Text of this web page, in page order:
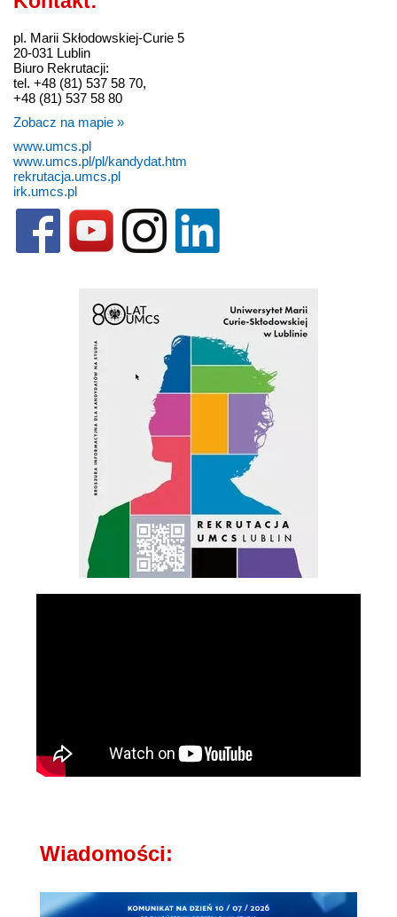
pl. Marii Skłodowskiej-Curie 5
20-031 Lublin
Biuro Rekrutacji:
tel. +48 (81) 537 58 70,
+48 (81) 537 58 80
Zobacz na mapie »
www.umcs.pl
www.umcs.pl/pl/kandydat.htm
rekrutacja.umcs.pl
irk.umcs.pl
Wiadomości: